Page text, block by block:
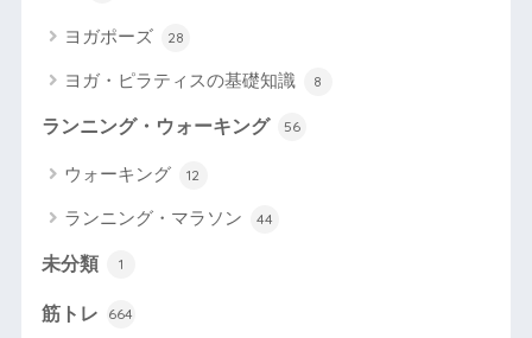
ヨガポーズ 28
ヨガ・ピラティスの基礎知識 8
ランニング・ウォーキング 56
ウォーキング 12
ランニング・マラソン 44
未分類 1
筋トレ 664